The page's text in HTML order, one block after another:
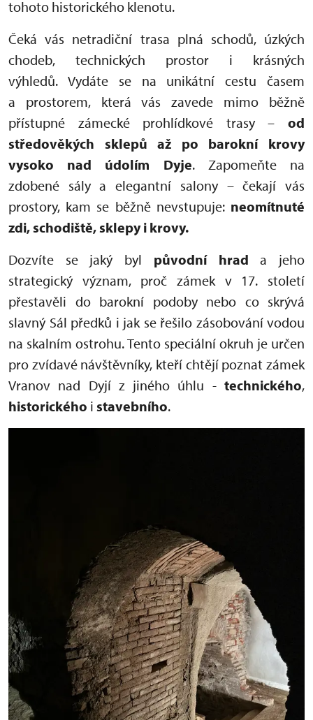
tohoto historického klenotu.
Čeká vás netradiční trasa plná schodů, úzkých
chodeb, technických prostor i krásných
výhledů. Vydáte se na unikátní cestu časem
a prostorem, která vás zavede mimo běžně
přístupné zámecké prohlídkové trasy – od
středověkých sklepů až po barokní krovy
vysoko nad údolím Dyje. Zapomeňte na
zdobené sály a elegantní salony – čekají vás
prostory, kam se běžně nevstupuje: neomítnuté
zdi, schodiště, sklepy i krovy.
Dozvíte se jaký byl původní hrada jeho
strategický význam, proč zámek v 17. století
přestavěli do barokní podoby nebo co skrývá
slavný Sál předků i jak se řešilo zásobování vodou
na skalním ostrohu. Tento speciální okruh je určen
pro zvídavé návštěvníky, kteří chtějí poznat zámek
Vranov nad Dyjí z jiného úhlu - technického,
historického i stavebního.